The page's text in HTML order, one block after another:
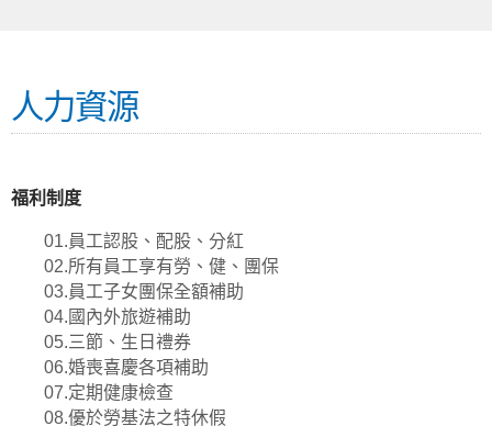
人力資源
福利制度
01.員工認股、配股、分紅
02.所有員工享有勞、健、團保
03.員工子女團保全額補助
04.國內外旅遊補助
05.三節、生日禮券
06.婚喪喜慶各項補助
07.定期健康檢查
08.優於勞基法之特休假